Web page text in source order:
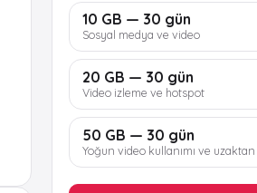
10 GB — 30 gün
Sosyal medya ve video
20 GB — 30 gün
Video izleme ve hotspot
50 GB — 30 gün
Yoğun video kullanımı ve uzaktan